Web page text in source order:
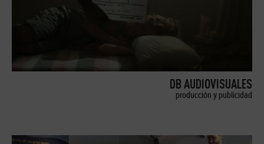
DB AUDIOVISUALES
producción y publicidad